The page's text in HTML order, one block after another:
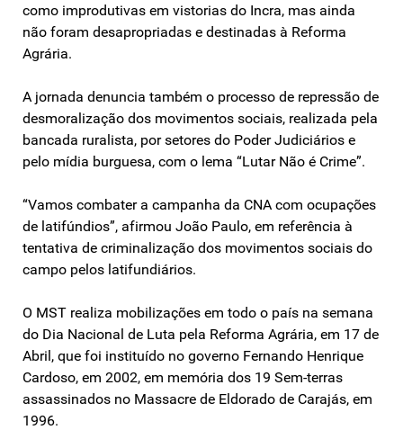
como improdutivas em vistorias do Incra, mas ainda
não foram desapropriadas e destinadas à Reforma
Agrária.
A jornada denuncia também o processo de repressão de
desmoralização dos movimentos sociais, realizada pela
bancada ruralista, por setores do Poder Judiciários e
pelo mídia burguesa, com o lema “Lutar Não é Crime”.
“Vamos combater a campanha da CNA com ocupações
de latifúndios”, afirmou João Paulo, em referência à
tentativa de criminalização dos movimentos sociais do
campo pelos latifundiários.
O MST realiza mobilizações em todo o país na semana
do Dia Nacional de Luta pela Reforma Agrária, em 17 de
Abril, que foi instituído no governo Fernando Henrique
Cardoso, em 2002, em memória dos 19 Sem-terras
assassinados no Massacre de Eldorado de Carajás, em
1996.